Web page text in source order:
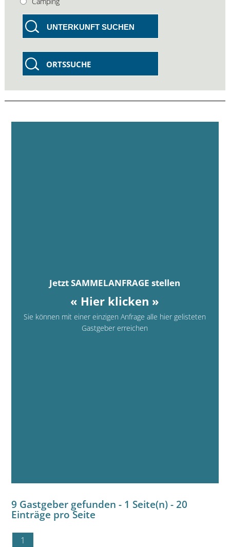
UNTERKUNFT SUCHEN
ORTSSUCHE
Jetzt SAMMELANFRAGE stellen
« Hier klicken »
Sie können mit einer einzigen Anfrage alle hier gelisteten
Gastgeber erreichen
9 Gastgeber gefunden - 1 Seite(n) - 20
Einträge pro Seite
1